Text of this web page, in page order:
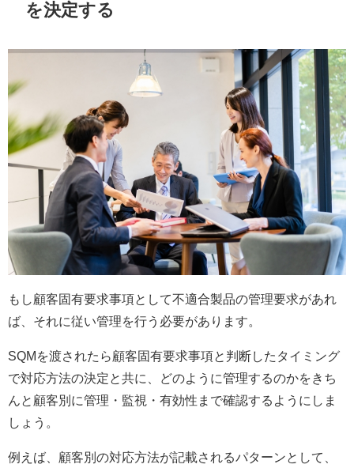
を決定する
もし顧客固有要求事項として不適合製品の管理要求があれ
ば、それに従い管理を行う必要があります。
SQMを渡されたら顧客固有要求事項と判断したタイミング
で対応方法の決定と共に、どのように管理するのかをきち
んと顧客別に管理・監視・有効性まで確認するようにしま
しょう。
例えば、顧客別の対応方法が記載されるパターンとして、